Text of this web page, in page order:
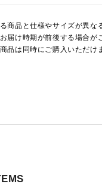
商品と仕様やサイズが異な
届け時期が前後する場合が
品は同時にご購入いただけ